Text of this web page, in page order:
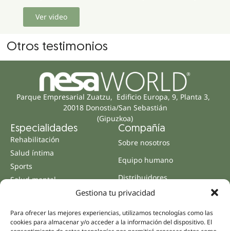
Gestiona tu privacidad
Para ofrecer las mejores experiencias, utilizamos tecnologías como las
cookies para almacenar y/o acceder a la información del dispositivo. El
Ver video
Otros testimonios
Parque Empresarial Zuatzu, Edificio Europa, 9, Planta 3,
20018 Donostia/San Sebastián
(Gipuzkoa)
Especialidades
Rehabilitación
Salud íntima
Sports
Salud mental
Medicina interna
Compañía
Sobre nosotros
Equipo humano
Distribuidores
Partnerships
Nesa Academic